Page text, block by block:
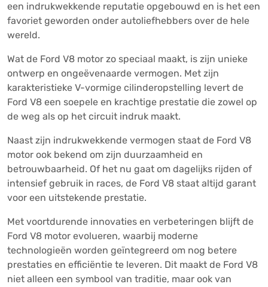
een indrukwekkende reputatie opgebouwd en is het een
favoriet geworden onder autoliefhebbers over de hele
wereld.
Wat de Ford V8 motor zo speciaal maakt, is zijn unieke
ontwerp en ongeëvenaarde vermogen. Met zijn
karakteristieke V-vormige cilinderopstelling levert de
Ford V8 een soepele en krachtige prestatie die zowel op
de weg als op het circuit indruk maakt.
Naast zijn indrukwekkende vermogen staat de Ford V8
motor ook bekend om zijn duurzaamheid en
betrouwbaarheid. Of het nu gaat om dagelijks rijden of
intensief gebruik in races, de Ford V8 staat altijd garant
voor een uitstekende prestatie.
Met voortdurende innovaties en verbeteringen blijft de
Ford V8 motor evolueren, waarbij moderne
technologieën worden geïntegreerd om nog betere
prestaties en efficiëntie te leveren. Dit maakt de Ford V8
niet alleen een symbool van traditie, maar ook van